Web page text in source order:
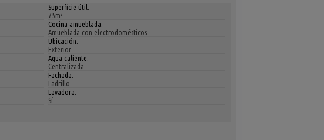
Superficie útil:
75m²
Cocina amueblada:
Amueblada con electrodomésticos
Ubicación:
Exterior
Agua caliente:
Centralizada
Fachada:
Ladrillo
Lavadora:
Sí